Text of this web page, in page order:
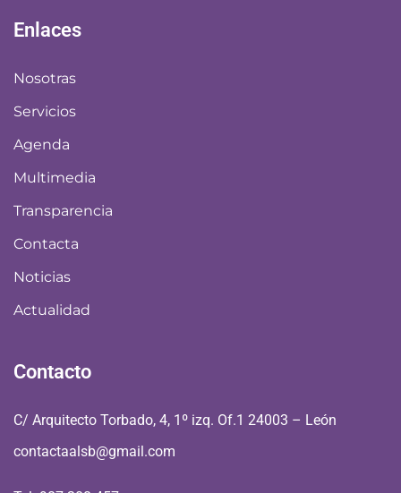
Enlaces
Nosotras
Servicios
Agenda
Multimedia
Transparencia
Contacta
Noticias
Actualidad
Contacto
C/ Arquitecto Torbado, 4, 1º izq. Of.1 24003 – León
contactaalsb@gmail.com